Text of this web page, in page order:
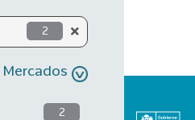
2
Mercados
2